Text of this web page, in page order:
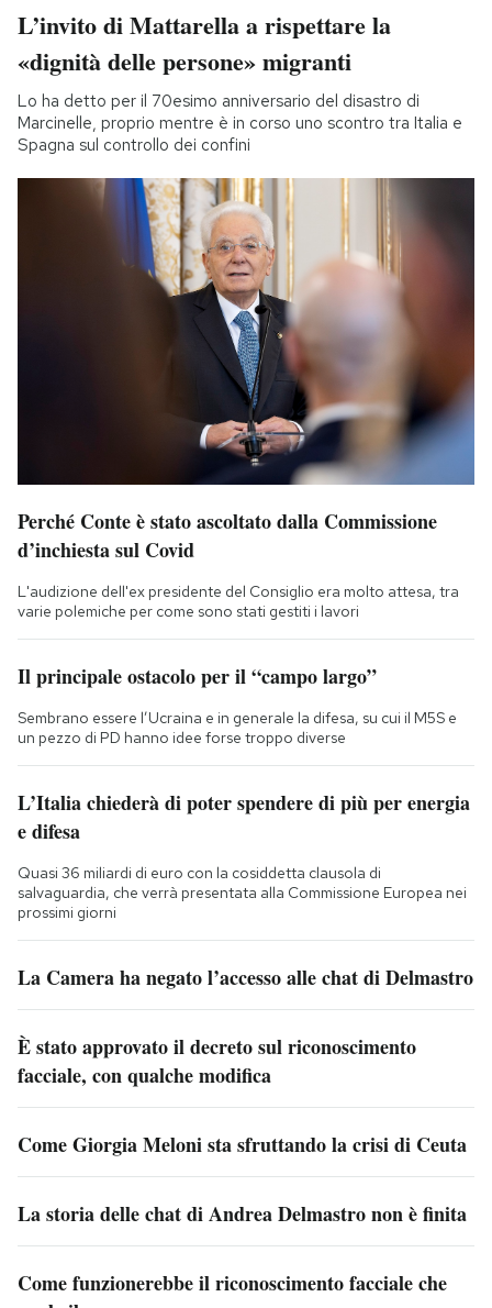
L’invito di Mattarella a rispettare la
«dignità delle persone» migranti
Lo ha detto per il 70esimo anniversario del disastro di
Marcinelle, proprio mentre è in corso uno scontro tra Italia e
Spagna sul controllo dei confini
Perché Conte è stato ascoltato dalla Commissione
d’inchiesta sul Covid
L'audizione dell'ex presidente del Consiglio era molto attesa, tra
varie polemiche per come sono stati gestiti i lavori
Il principale ostacolo per il “campo largo”
Sembrano essere l’Ucraina e in generale la difesa, su cui il M5S e
un pezzo di PD hanno idee forse troppo diverse
L’Italia chiederà di poter spendere di più per energia
e difesa
Quasi 36 miliardi di euro con la cosiddetta clausola di
salvaguardia, che verrà presentata alla Commissione Europea nei
prossimi giorni
La Camera ha negato l’accesso alle chat di Delmastro
È stato approvato il decreto sul riconoscimento
facciale, con qualche modifica
Come Giorgia Meloni sta sfruttando la crisi di Ceuta
La storia delle chat di Andrea Delmastro non è finita
Come funzionerebbe il riconoscimento facciale che